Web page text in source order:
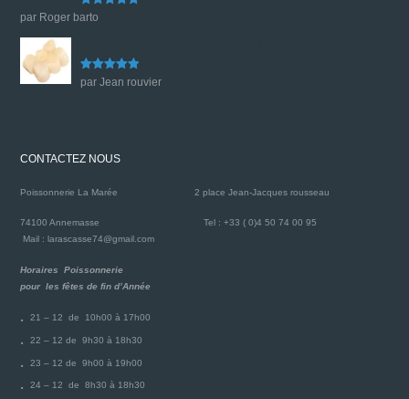
Note
par Roger barto
Note5sur
5
par Jean rouvier
CONTACTEZ NOUS
Poissonnerie La Marée2 place Jean-Jacques rousseau
74100 AnnemasseTel : +33 ( 0)4 50 74 00 95
Mail : larascasse74@gmail.com
Horaires Poissonnerie
pour les fêtes de fin d’Année
21 – 12 de 10h00 à 17h00
22 – 12 de 9h30 à 18h30
23 – 12 de 9h00 à 19h00
24 – 12 de 8h30 à 18h30